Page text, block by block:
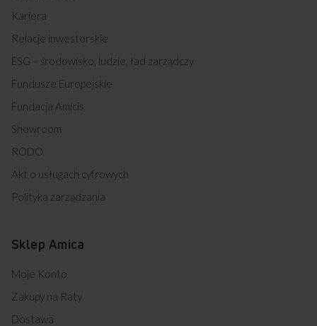
Kariera
Relacje inwestorskie
ESG – środowisko, ludzie, ład zarządczy
Fundusze Europejskie
Fundacja Amicis
Showroom
RODO
Akt o usługach cyfrowych
Polityka zarządzania
Sklep Amica
Moje Konto
Zakupy na Raty
Dostawa